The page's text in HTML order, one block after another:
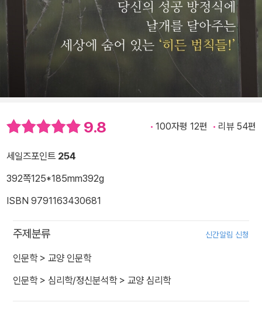
9.8 100자평 12편 리뷰 54편
세일즈포인트 254
392쪽125*185mm392g
ISBN 9791163430681
주제분류 신간알림 신청
인문학> 교양 인문학
인문학> 심리학/정신분석학> 교양 심리학